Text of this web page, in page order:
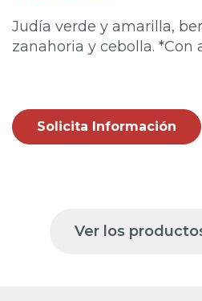
Judía verde y amarilla,
zanahoria y cebolla. *Con
Solicita Información
Ver los